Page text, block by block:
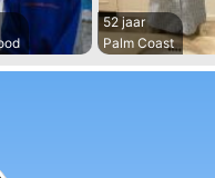
52 jaar
Palm Coast